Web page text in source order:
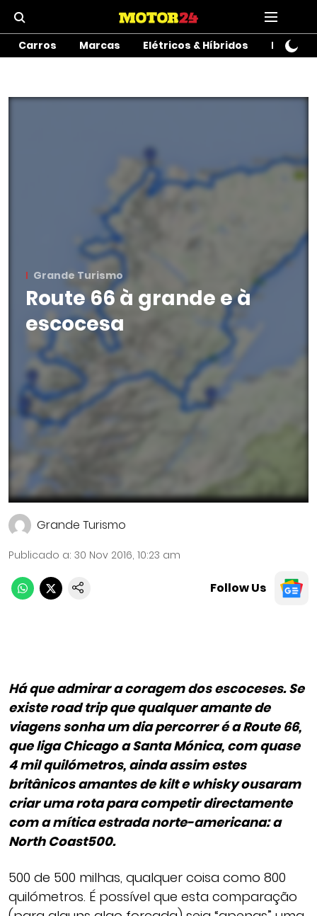
Carros Marcas Elétricos & Híbridos Motos
Grande Turismo
Route 66 à grande e à
escocesa
Grande Turismo
Publicado a: 30 Nov 2016, 10:23 am
Follow Us
Há que admirar a coragem dos escoceses. Se
existe road trip que qualquer amante de
viagens sonha um dia percorrer é a Route 66,
que liga Chicago a Santa Mónica, com quase
4 mil quilómetros, ainda assim estes
britânicos amantes de kilt e whisky ousaram
criar uma rota para competir directamente
com a mítica estrada norte-americana: a
North Coast500.
500 de 500 milhas, qualquer coisa como 800
quilómetros. É possível que esta comparação